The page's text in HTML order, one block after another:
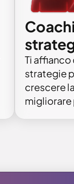
Ti
strategie
crescere
migliorare